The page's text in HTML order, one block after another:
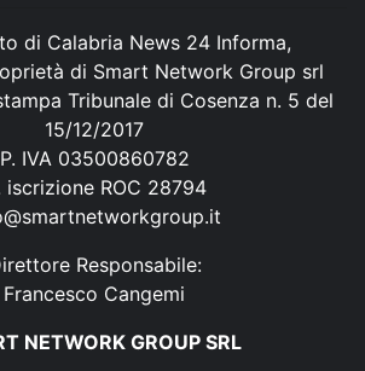
di Calabria News 24 Informa,
di Smart Network Group srl
Tribunale di Cosenza n. 5 del
15/12/2017
P. IVA 03500860782
iscrizione ROC 28794
Responsabile:
Francesco Cangemi
NETWORK GROUP SRL